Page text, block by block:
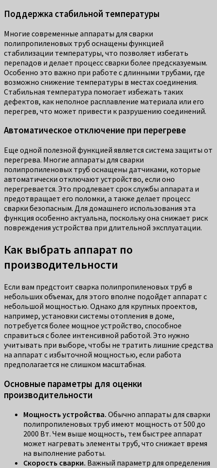
Поддержка стабильной температуры
Многие современные аппараты для сварки
полипропиленовых труб оснащены функцией
стабилизации температуры, что позволяет избегать
перепадов и делает процесс сварки более предсказуемым.
Особенно это важно при работе с длинными трубами, где
возможно снижение температуры в местах соединения.
Стабильная температура помогает избежать таких
дефектов, как неполное расплавление материала или его
перегрев, что может привести к разрушению соединений.
Автоматическое отключение при перегреве
Еще одной полезной функцией является система защиты от
перегрева. Многие аппараты для сварки
полипропиленовых труб оснащены датчиками, которые
автоматически отключают устройство, если оно
перегревается. Это продлевает срок службы аппарата и
предотвращает его поломки, а также делает процесс
сварки безопасным. Для домашнего использования эта
функция особенно актуальна, поскольку она снижает риск
повреждения устройства при длительной эксплуатации.
Как выбрать аппарат по
производительности
Если вам предстоит сварка полипропиленовых труб в
небольших объемах, для этого вполне подойдет аппарат с
небольшой мощностью. Однако для крупных проектов,
например, установки системы отопления в доме,
потребуется более мощное устройство, способное
справиться с более интенсивной работой. Это нужно
учитывать при выборе, чтобы не тратить лишние средства
на аппарат с избыточной мощностью, если работа
предполагается не слишком масштабная.
Основные параметры для оценки
производительности
Мощность устройства. Обычно аппараты для сварки
полипропиленовых труб имеют мощность от 500 до
2000 Вт. Чем выше мощность, тем быстрее аппарат
может нагревать элементы труб, что снижает время
на выполнение работы.
Скорость сварки. Важный параметр для определения